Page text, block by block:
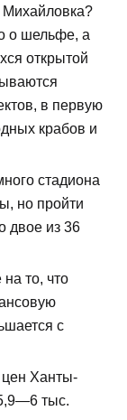
о шельфе, а
открытой
в первую
крабов и
стадиона
но пройти
двое из 36
то, что
с
цен Ханты-
тыс.